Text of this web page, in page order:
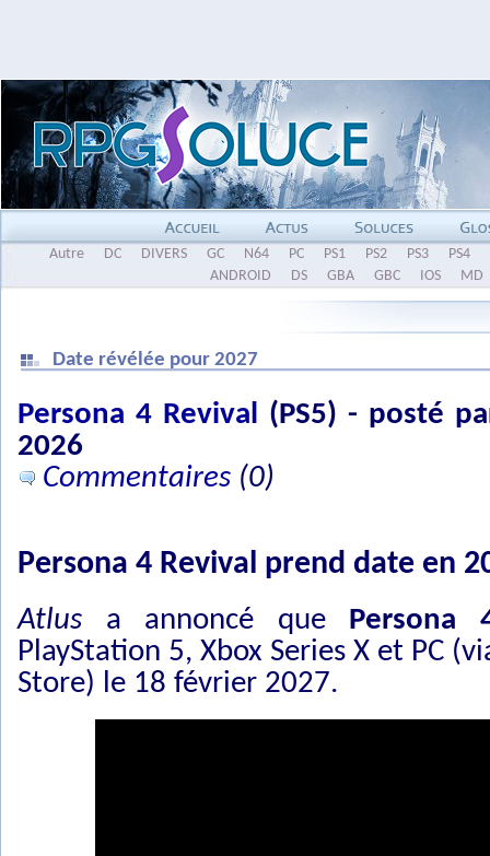
Autre DC DIVERS GC N64 PC PS1 PS2 PS3
PS4
ANDROID
DS GBA GBC IOS MD
Date révélée pour 2027
Persona 4 Revival (PS5) - posté
2026
Commentaires (0)
Persona 4 Revival prend date en
Atlus a annoncé que Persona
PlayStation 5, Xbox Series X et PC
Store) le 18 février 2027.